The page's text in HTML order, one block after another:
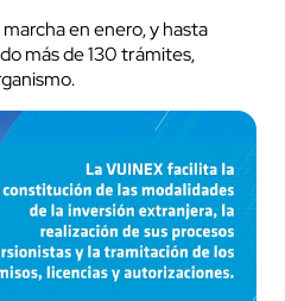
en enero, y hasta
más de 130 trámites,